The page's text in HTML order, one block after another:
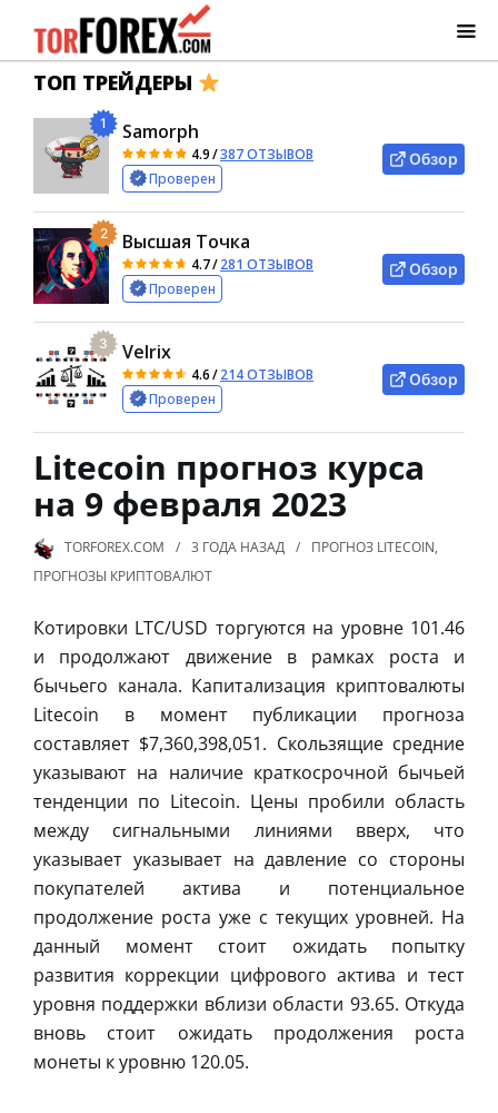
ТОП ТРЕЙДЕРЫ
1 Samorph
4.9/387 ОТЗЫВОВ
Проверен
Обзор
2 Высшая Точка
4.7/281 ОТЗЫВОВ
Проверен
Обзор
3 Velrix
4.6/214 ОТЗЫВОВ
Проверен
Обзор
Litecoin прогноз курса
на 9 февраля 2023
TORFOREX.COM 3 ГОДА НАЗАД ПРОГНОЗ LITECOIN,
ПРОГНОЗЫ КРИПТОВАЛЮТ
Котировки LTC/USD торгуются на уровне 101.46
и продолжают движение в рамках роста и
бычьего канала. Капитализация криптовалюты
Litecoin в момент публикации прогноза
составляет $7,360,398,051. Скользящие средние
указывают на наличие краткосрочной бычьей
тенденции по Litecoin. Цены пробили область
между сигнальными линиями вверх, что
указывает указывает на давление со стороны
покупателей актива и потенциальное
продолжение роста уже с текущих уровней. На
данный момент стоит ожидать попытку
развития коррекции цифрового актива и тест
уровня поддержки вблизи области 93.65. Откуда
вновь стоит ожидать продолжения роста
монеты к уровню 120.05.